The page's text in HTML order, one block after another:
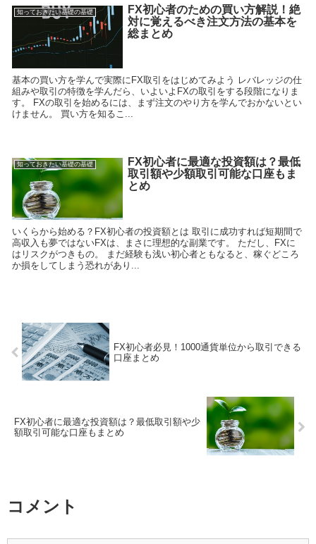
知っておきたい基礎の基礎
FX初心者のための買い方解説！絶
対に覚えるべき注文方法の基本を
総まとめ
基本の買い方を学んで実際にFX取引をはじめてみよう レバレッジの仕
組みや取引の特徴を学んだら、いよいよFXの取引をする段階になりま
す。 FXの取引を始めるには、まず注文のやり方を学んでおかないとい
けません。 買い方を知るこ...
知っておきたい基礎の基礎
FX初心者に最適な投資額は？最低
取引額や少額取引可能な口座もま
とめ
いくらから始める？FX初心者の投資額とは 取引に成功すれば短期間で
高収入も夢ではないFXは、まさに理想的な副業です。 ただし、FXに
はリスクがつきもの。 まだ経験も浅い初心者ともなると、稼ぐどころ
か損をしてしまう恐れがあり...
FX初心者必見！1000通貨単位から取引できる
口座まとめ
FX初心者に最適な投資額は？最低取引額や少
額取引可能な口座もまとめ
コメント